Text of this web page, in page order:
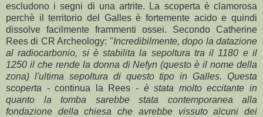
escludono i segni di una artrite. La scoperta è clamorosa
perchè il territorio del Galles è fortemente acido e quindi
dissolve facilmente frammenti ossei. Secondo Catherine
Rees di CR Archeology: "Incredibilmente, dopo la datazione
al radiocarbonio, si è stabilita la sepoltura tra il 1180 e il
1250 il che rende la donna di Nefyn (questo è il nome della
zona) l'ultima sepoltura di questo tipo in Galles. Questa
scoperta - continua la Rees - è stata molto eccitante in
quanto la tomba sarebbe stata contemporanea alla
fondazione della chiesa che avrebbe vissuto alcuni dei